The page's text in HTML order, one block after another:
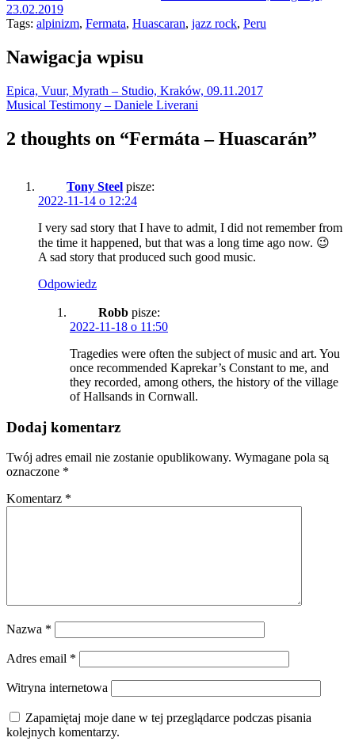
23.02.2019
Tags: alpinizm, Fermata, Huascaran, jazz rock, Peru
Nawigacja wpisu
Epica, Vuur, Myrath – Studio, Kraków, 09.11.2017
Musical Testimony – Daniele Liverani
2 thoughts on “Fermáta – Huascarán”
Tony Steel pisze:
2022-11-14 o 12:24
I very sad story that I have to admit, I did not remember from
the time it happened, but that was a long time ago now. 😉
A sad story that produced such good music.
Odpowiedz
Robb pisze:
2022-11-18 o 11:50
Tragedies were often the subject of music and art. You
once recommended Kaprekar’s Constant to me, and
they recorded, among others, the history of the village
of Hallsands in Cornwall.
Dodaj komentarz
Twój adres email nie zostanie opublikowany. Wymagane pola są
oznaczone *
Komentarz *
Nazwa *
Adres email *
Witryna internetowa
Zapamiętaj moje dane w tej przeglądarce podczas pisania
kolejnych komentarzy.